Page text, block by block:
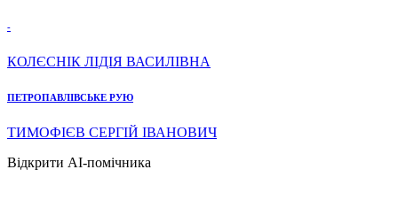
-
КОЛЄСНІК ЛІДІЯ ВАСИЛІВНА
ПЕТРОПАВЛІВСЬКЕ РУЮ
ТИМОФІЄВ СЕРГІЙ ІВАНОВИЧ
Відкрити AI-помічника